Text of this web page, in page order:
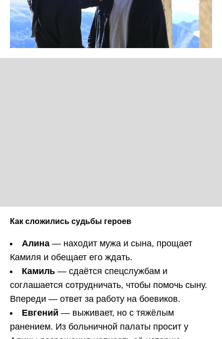
Как сложились судьбы героев
Алина — находит мужа и сына, прощает
Камиля и обещает его ждать.
Камиль — сдаётся спецслужбам и
соглашается сотрудничать, чтобы помочь сыну.
Впереди — ответ за работу на боевиков.
Евгений — выживает, но с тяжёлым
ранением. Из больничной палаты просит у